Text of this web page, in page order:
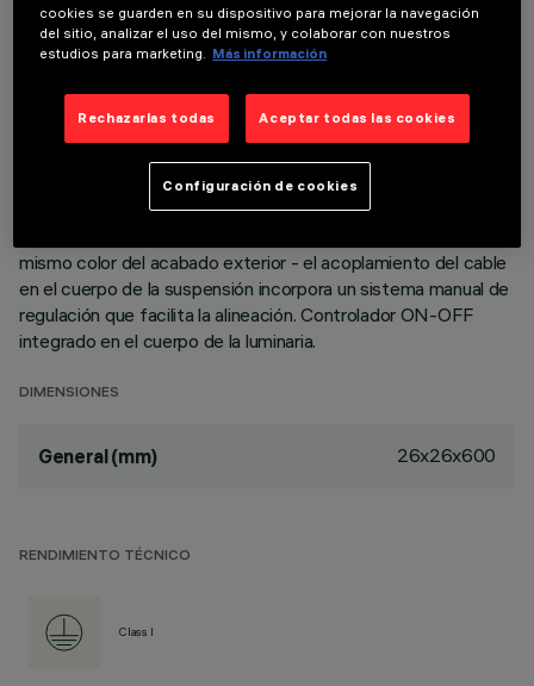
Suspensión miniaturizada con lámpara LED, adecuada para
iluminación cenital de acento. Pese a las dimensiones
visual. Reflector Opti-Beam de alta definición en material
termoplástico metalizado. Cuerpo principal y grupo técnico
de disipación en aluminio extruido. Rosetón de techo en
material termoplástico con placa de fijación en acero
mismo color del acabado exterior - el acoplamiento del cable
en el cuerpo de la suspensión incorpora un sistema manual de
regulación que facilita la alineación. Controlador ON-OFF
integrado en el cuerpo de la luminaria.
DIMENSIONES
General (mm) 26x26x600
RENDIMIENTO TÉCNICO
Class I
cookies se guarden en su dispositivo para mejorar la navegación
del sitio, analizar el uso del mismo, y colaborar con nuestros
estudios para marketing. Más información
Rechazarlas todas Aceptar todas las cookies
Configuración de cookies